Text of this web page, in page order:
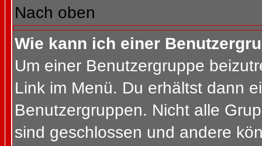
Nach oben
Wie kann ich einer
Um einer Benutzergruppe
Link im Menü. Du erhältst dann
Benutzergruppen. Nicht alle
sind geschlossen und andere